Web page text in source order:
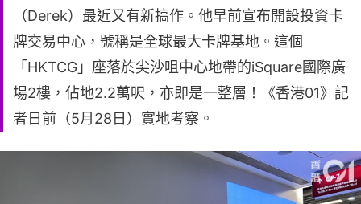
（Derek）最近又有新搞作。他早前宣布開設投資卡
牌交易中心，號稱是全球最大卡牌基地。這個
「HKTCG」座落於尖沙咀中心地帶的iSquare國際廣
場2樓，佔地2.2萬呎，亦即是一整層！《香港01》記
者日前（5月28日）實地考察。